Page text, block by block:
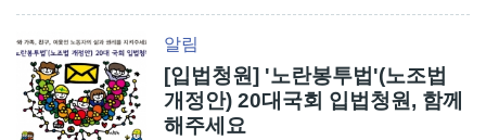
알림
[입법청원] '노란봉투법'(노조법
개정안) 20대국회 입법청원, 함께
해주세요